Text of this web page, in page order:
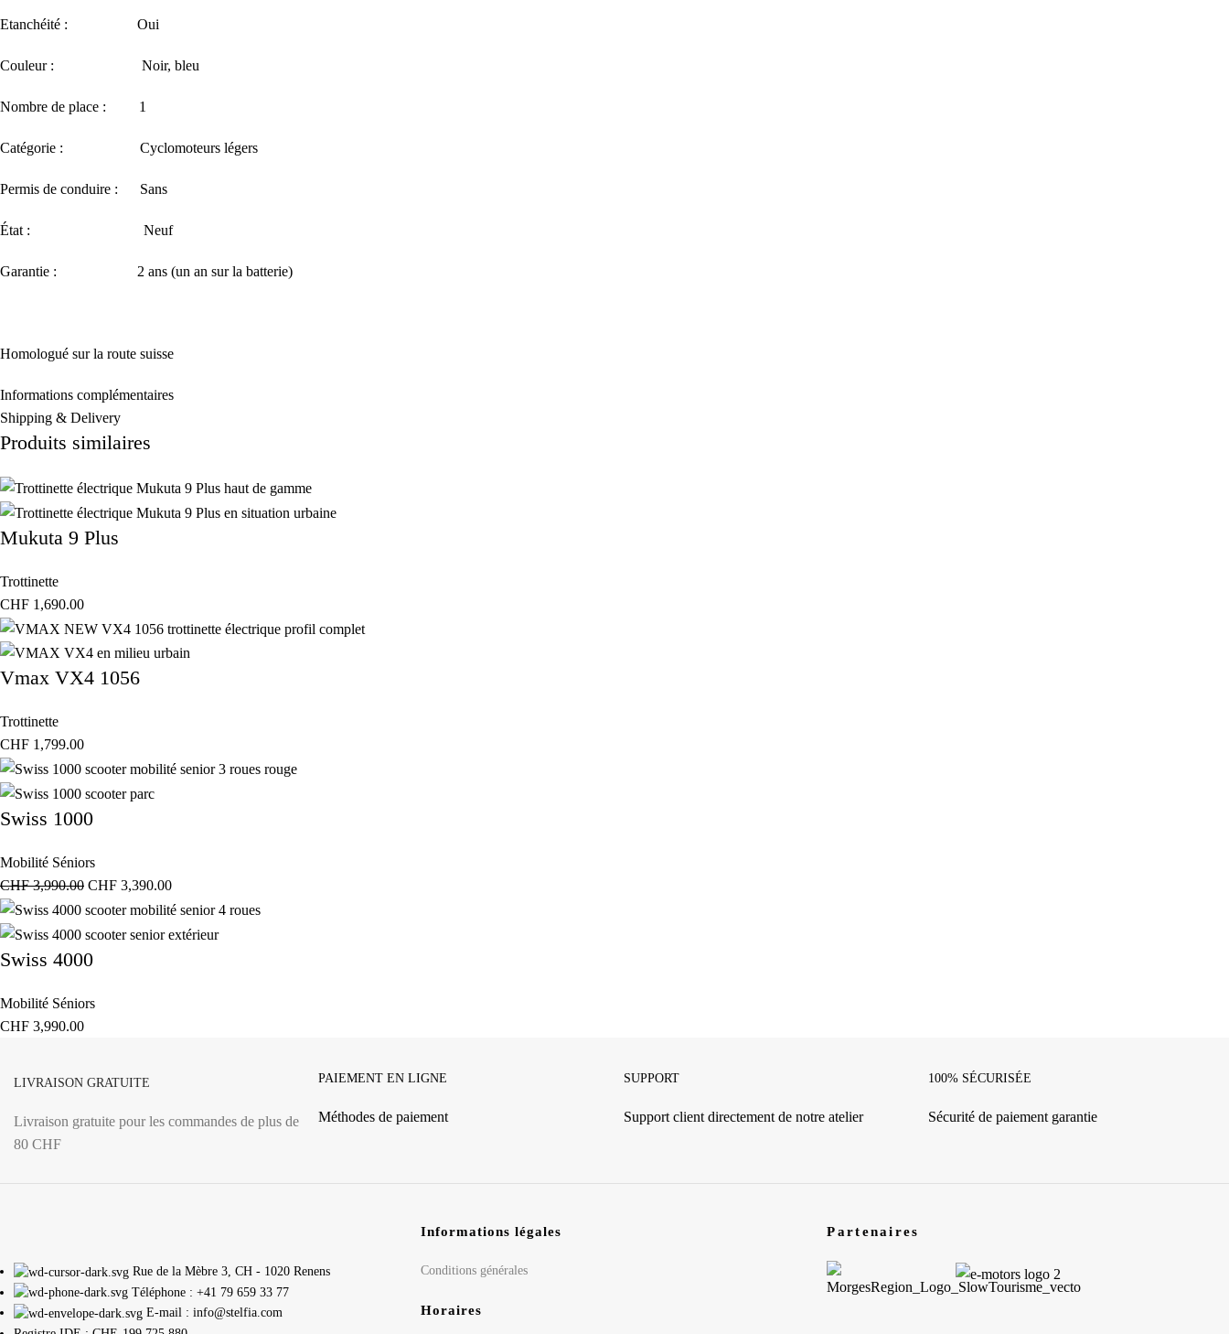
Etanchéité : Oui
Couleur : Noir, bleu
Nombre de place : 1
Catégorie : Cyclomoteurs légers
Permis de conduire : Sans
État : Neuf
Garantie : 2 ans (un an sur la batterie)
Homologué sur la route suisse
Informations complémentaires
Shipping & Delivery
Produits similaires
Mukuta 9 Plus
Trottinette
CHF 1,690.00
Vmax VX4 1056
Trottinette
CHF 1,799.00
Swiss 1000
Mobilité Séniors
CHF3,990.00 CHF 3,390.00
Swiss 4000
Mobilité Séniors
CHF 3,990.00
LIVRAISON GRATUITE
Livraison gratuite pour les commandes de plus de
80 CHF
PAIEMENT EN LIGNE
Méthodes de paiement
SUPPORT
Support client directement de notre atelier
100% SÉCURISÉE
Sécurité de paiement garantie
Rue de la Mèbre 3, CH - 1020 Renens
Téléphone : +41 79 659 33 77
E-mail : info@stelfia.com
Informations légales
Conditions générales
Horaires
Partenaires